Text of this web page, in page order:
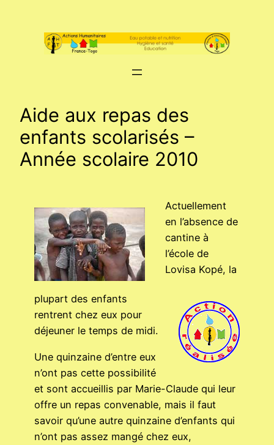
Aide aux repas des
enfants scolarisés –
Année scolaire 2010
Actuellement
en l’absence de
cantine à
l’école de
Lovisa Kopé, la
plupart des enfants
rentrent chez eux pour
déjeuner le temps de midi.
Une quinzaine d’entre eux
n’ont pas cette possibilité
et sont accueillis par Marie-Claude qui leur
offre un repas convenable, mais il faut
savoir qu’une autre quinzaine d’enfants qui
n’ont pas assez mangé chez eux,